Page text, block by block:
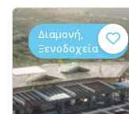
(1381)
Διαμονή,
Ξενοδοχεία